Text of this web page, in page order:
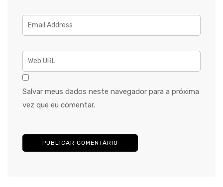
Salvar meus dados neste navegador para a próxima
vez que eu comentar.